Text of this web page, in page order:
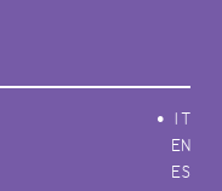
IT
EN
ES